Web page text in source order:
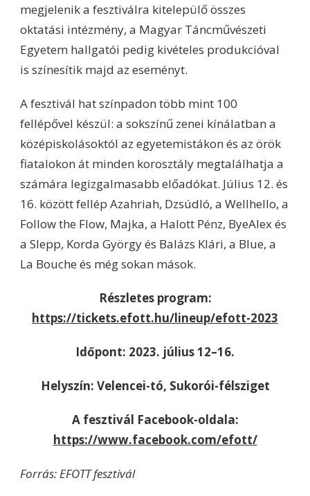
megjelenik a fesztiválra kitelepülő összes
oktatási intézmény, a Magyar Táncművészeti
Egyetem hallgatói pedig kivételes produkcióval
is színesítik majd az eseményt.
A fesztivál hat színpadon több mint 100
fellépővel készül: a sokszínű zenei kínálatban a
középiskolásoktól az egyetemistákon és az örök
fiatalokon át minden korosztály megtalálhatja a
számára legizgalmasabb előadókat. Július 12. és
16. között fellép Azahriah, Dzsúdló, a Wellhello, a
Follow the Flow, Majka, a Halott Pénz, ByeAlex és
a Slepp, Korda György és Balázs Klári, a Blue, a
La Bouche és még sokan mások.
Részletes program:
https://tickets.efott.hu/lineup/efott-2023
Időpont: 2023. július 12–16.
Helyszín: Velencei-tó, Sukorói-félsziget
A fesztivál Facebook-oldala:
https://www.facebook.com/efott/
Forrás: EFOTT fesztivál